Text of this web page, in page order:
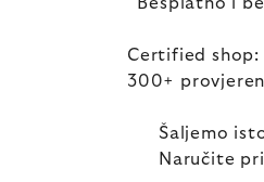
Certified shop:
300+
Šaljemo
Naručite